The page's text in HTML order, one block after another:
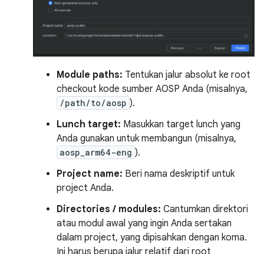
Module paths: Tentukan jalur absolut ke root
checkout kode sumber AOSP Anda (misalnya,
/path/to/aosp ).
Lunch target: Masukkan target lunch yang
Anda gunakan untuk membangun (misalnya,
aosp_arm64-eng ).
Project name: Beri nama deskriptif untuk
project Anda.
Directories / modules: Cantumkan direktori
atau modul awal yang ingin Anda sertakan
dalam project, yang dipisahkan dengan koma.